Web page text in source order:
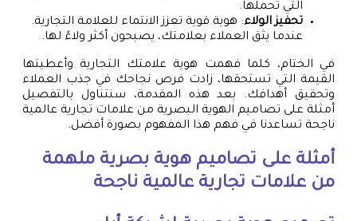
التي تحملها.
تحفيز الولاء: هوية قوية تعزز الانتماء للعلامة التجارية.
عندما يثق العملاء بعلامتك، يصبحون أكثر ولاءً لها.
في الختام، كلما فهمت هوية علامتك التجارية وأعطيتها
القيمة التي تستحقها، زادت فرص نجاحك في جذب العملاء
وتحقيق أهدافك. بعد هذه المقدمة، سنتناول بالتفصيل
أمثلة على تصاميم الهوية البصرية من علامات تجارية عالمية
ناجحة تساعدنا في فهم هذا المفهوم بصورة أفضل.
أمثلة على تصاميم هوية بصرية ملهمة
من علامات تجارية عالمية ناجحة